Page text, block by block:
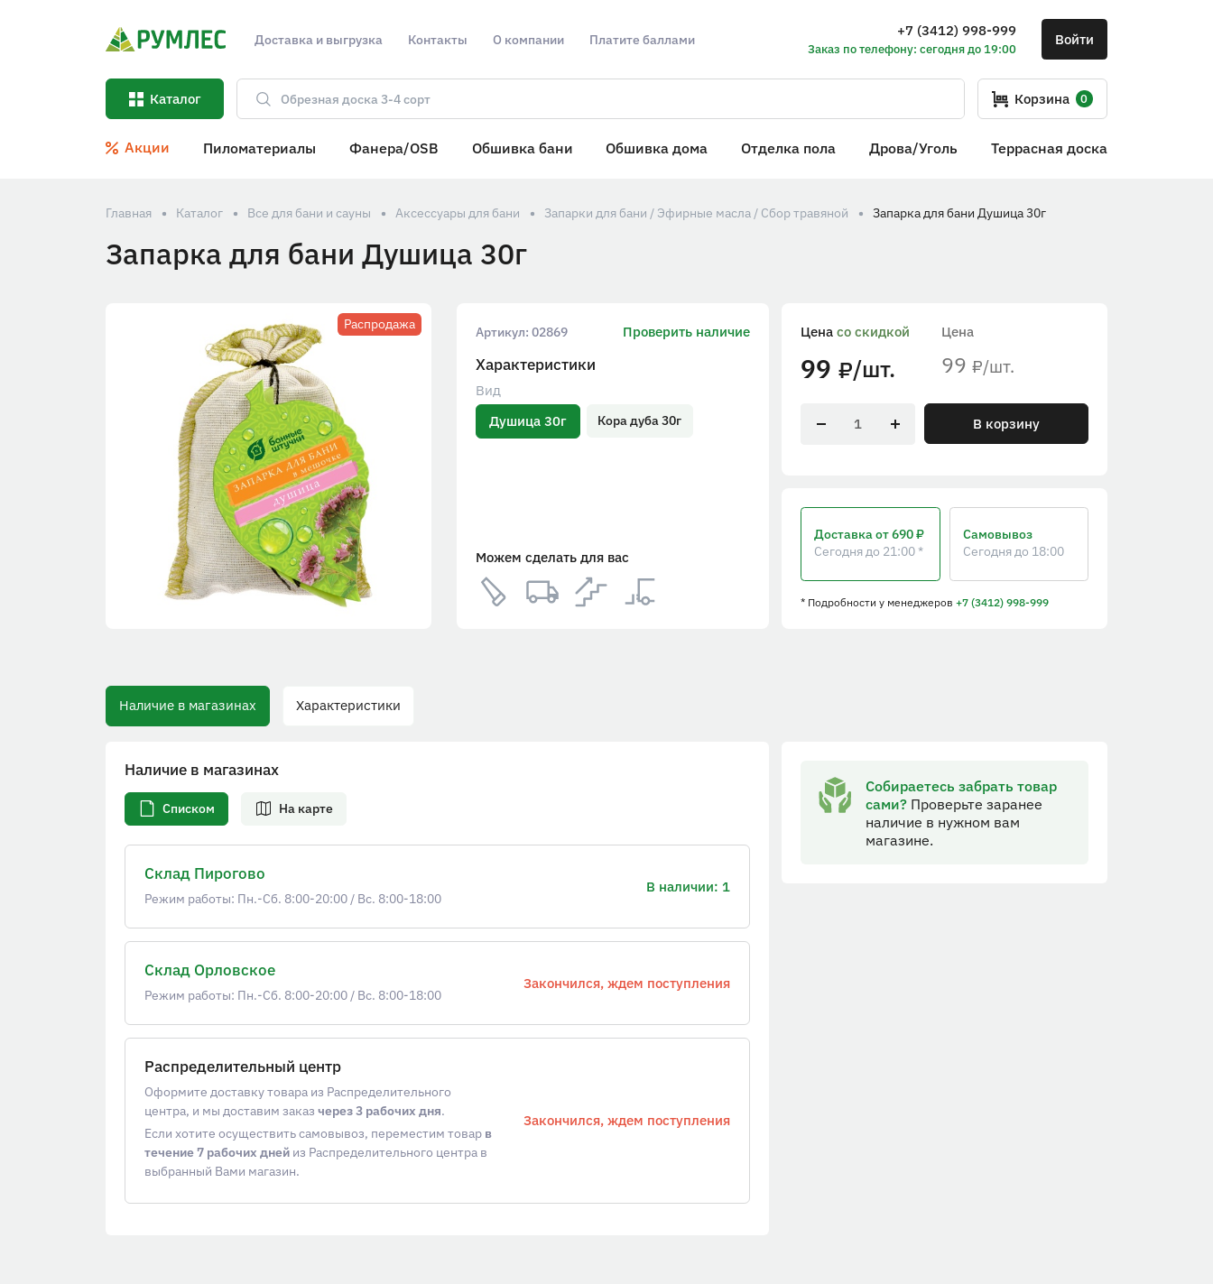
Доставка и выгрузка Контакты О компании Платите баллами
+7 (3412) 998-999
Заказ по телефону: сегодня до 19:00
Войти
Каталог Корзина 0
Акции Пиломатериалы Фанера/OSB Обшивка бани Обшивка дома Отделка пола Дрова/Уголь Террасная доска
Главная Каталог Все для бани и сауны Аксессуары для бани Запарки для бани / Эфирные масла / Сбор травяной Запарка для бани Душица 30г
Запарка для бани Душица 30г
Распродажа Артикул: 02869 Проверить наличие
Характеристики
Вид
Душица 30г
Кора дуба 30г
Можем сделать для вас
Цена
99 ₽/шт.
Ценасо скидкой
99 ₽/шт.
В корзину
Доставкаот 690 ₽
Сегодня до 21:00 *
Самовывоз
Сегодня до 18:00
* Подробностиу менеджеров+7 (3412) 998-999
Наличие в магазинах Характеристики
Наличие в магазинах
Списком На карте
Склад Пирогово
Режим работы: Пн.-Сб. 8:00-20:00 / Вс. 8:00-18:00
В наличии: 1
Склад Орловское
Режим работы: Пн.-Сб. 8:00-20:00 / Вс. 8:00-18:00
Закончился, ждем поступления
Распределительный центр
Оформите доставку товара из Распределительного
центра, и мы доставим заказ через 3 рабочих дня.
Если хотите осуществить самовывоз, переместим товар в
течение 7 рабочих дней из Распределительного центра в
выбранный Вами магазин.
Закончился, ждем поступления
Собираетесь забрать товар
сами?Проверьте заранее
наличие в нужном вам
магазине.